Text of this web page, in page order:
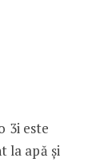
3i este
la apă și